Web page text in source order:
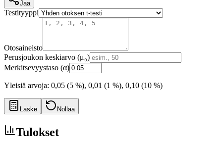
Jaa
Testityyppi
Otosaineisto
Perusjoukon keskiarvo (μ₀)
Merkitsevyystaso (α)
Yleisiä arvoja: 0,05 (5 %), 0,01 (1 %), 0,10 (10 %)
Laske Nollaa
Tulokset